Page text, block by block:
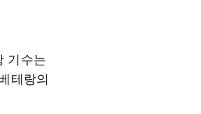
기수는
테랑의